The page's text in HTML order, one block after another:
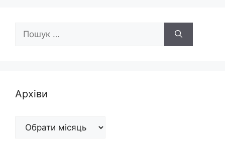
Архіви
Архіви